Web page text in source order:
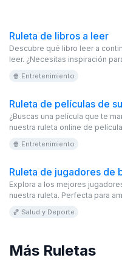
Ruleta de libros a leer
Descubre qué libro leer a
leer. ¿Necesitas inspiración
clásicos hasta bestsellers
🍿 Entretenimiento
Ruleta de películas de
¿Buscas una película que te
nuestra ruleta online de
mantendrán en tensión. ¡Haz
🍿 Entretenimiento
Ruleta de jugadores de
Explora a los mejores
nuestra ruleta. Perfecta para
🏀 Salud y Deporte
Más Ruletas